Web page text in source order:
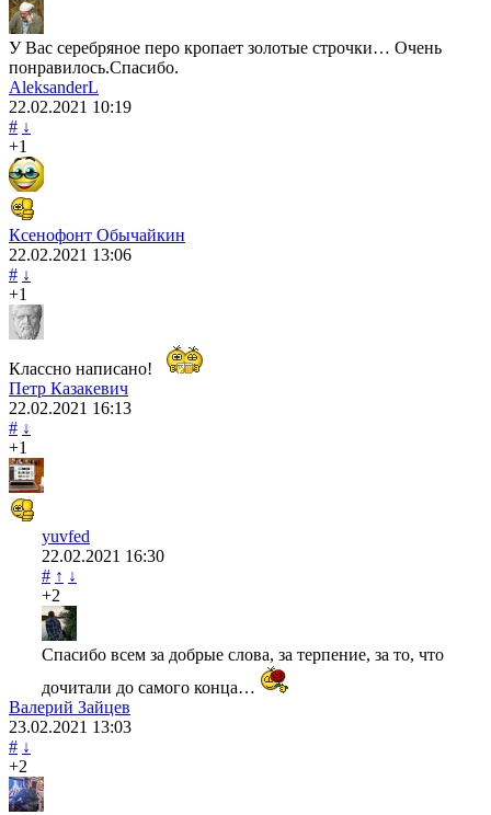
У Вас серебряное перо кропает золотые строчки… Очень
понравилось.Спасибо.
AleksanderL
22.02.2021 10:19
# ↓
+1
Ксенофонт Обычайкин
22.02.2021 13:06
# ↓
+1
Классно написано!
Петр Казакевич
22.02.2021 16:13
# ↓
+1
yuvfed
22.02.2021 16:30
# ↑ ↓
+2
Спасибо всем за добрые слова, за терпение, за то, что
дочитали до самого конца…
Валерий Зайцев
23.02.2021 13:03
# ↓
+2